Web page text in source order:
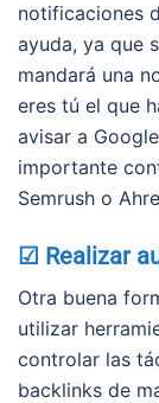
notificaciones
ayuda, ya que
mandará una
eres tú el que
avisar a
importante
Semrush o
☑ Realizar
Otra buena
utilizar
controlar las
backlinks de